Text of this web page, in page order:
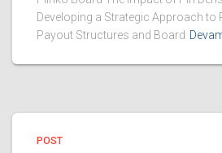
Developing a Strategic Approach to
Payout Structures and Board
POST